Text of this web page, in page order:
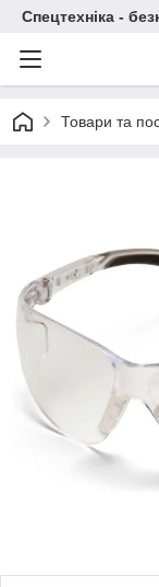
Спецтехніка -
Товари та